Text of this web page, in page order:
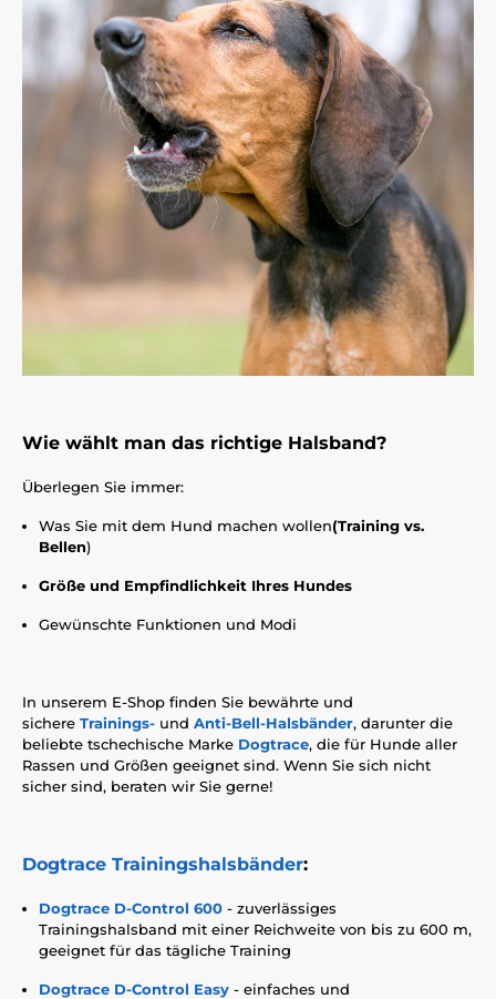
Wie wählt man das richtige Halsband?
Überlegen Sie immer:
Was Sie mit dem Hund machen wollen(Training vs.
Bellen)
Größe und Empfindlichkeit Ihres Hundes
Gewünschte Funktionen und Modi
In unserem E-Shop finden Sie bewährte und
sichere Trainings- und Anti-Bell-Halsbänder, darunter die
beliebte tschechische Marke Dogtrace, die für Hunde aller
Rassen und Größen geeignet sind. Wenn Sie sich nicht
sicher sind, beraten wir Sie gerne!
Dogtrace Trainingshalsbänder:
Dogtrace D-Control 600 - zuverlässiges
Trainingshalsband mit einer Reichweite von bis zu 600 m,
geeignet für das tägliche Training
Dogtrace D-Control Easy - einfaches und